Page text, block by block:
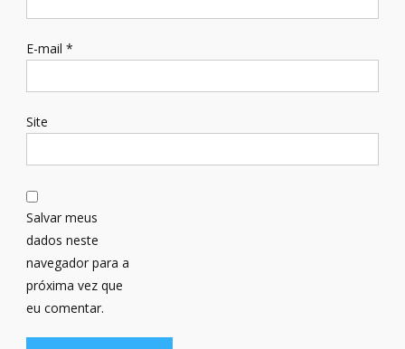
E-mail *
Site
Salvar meus
dados neste
navegador para a
próxima vez que
eu comentar.